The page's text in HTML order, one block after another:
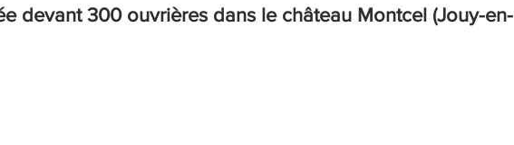
devant 300 ouvrières dans le château Montcel (Jouy-en-